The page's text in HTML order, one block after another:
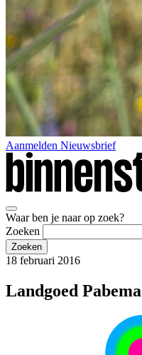
Aanmelden Nieuwsbrief
Waar ben je naar op zoek?
Zoeken
18 februari 2016
Landgoed Pabema